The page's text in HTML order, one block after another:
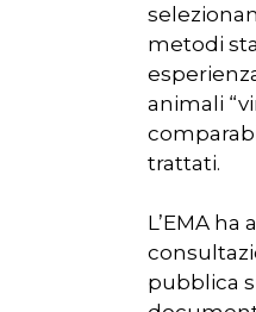
metodi
animali
trattati.
L’EMA ha
pubblica